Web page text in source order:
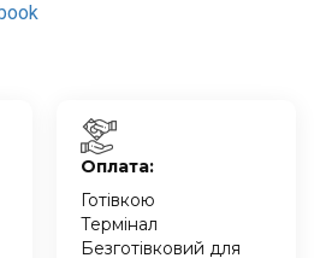
Оплата:
Готівкою
Термінал
Безготівковий для